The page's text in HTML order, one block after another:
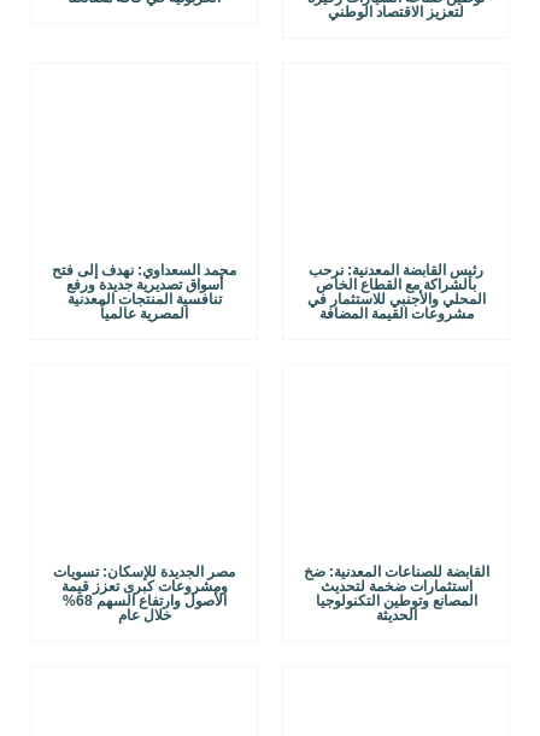
لتعزيز الاقتصاد الوطني
رئيس القابضة المعدنية: نرحب
بالشراكة مع القطاع الخاص
المحلي والأجنبي للاستثمار في
مشروعات القيمة المضافة
محمد السعداوي: نهدف إلى فتح
أسواق تصديرية جديدة ورفع
تنافسية المنتجات المعدنية
المصرية عالمياً
القابضة للصناعات المعدنية: ضخ
استثمارات ضخمة لتحديث
المصانع وتوطين التكنولوجيا
الحديثة
مصر الجديدة للإسكان: تسويات
ومشروعات كبرى تعزز قيمة
الأصول وارتفاع السهم 68%
خلال عام